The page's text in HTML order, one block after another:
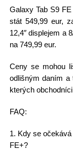
Galaxy Tab S9
stát 549,99 eur,
12,4″ displejem a
na 749,99 eur.
Ceny se mohou
odlišným daním a
kterých
FAQ:
1. Kdy se
FE+?